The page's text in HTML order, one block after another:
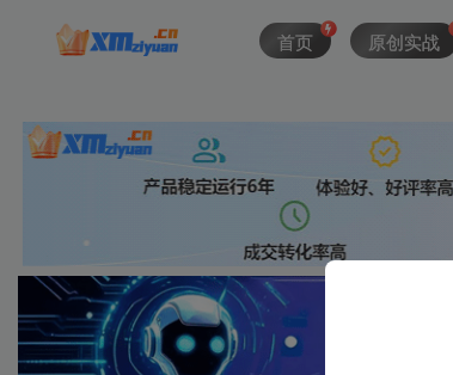
首页 原创实战